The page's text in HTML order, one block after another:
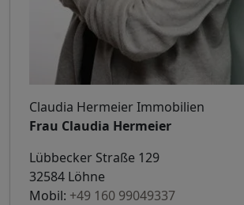
Claudia Hermeier Immobilien
Frau Claudia Hermeier
Lübbecker Straße 129
32584 Löhne
Mobil: +49 160 99049337